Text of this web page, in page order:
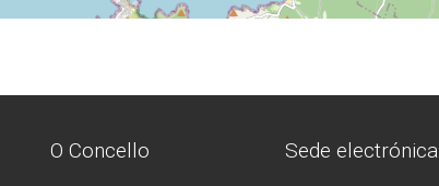
O Concello Sede electrónica